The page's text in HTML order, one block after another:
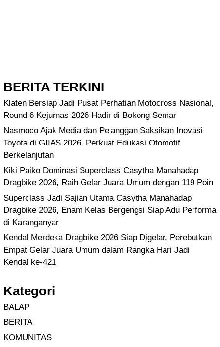
BERITA TERKINI
Klaten Bersiap Jadi Pusat Perhatian Motocross Nasional,
Round 6 Kejurnas 2026 Hadir di Bokong Semar
Nasmoco Ajak Media dan Pelanggan Saksikan Inovasi
Toyota di GIIAS 2026, Perkuat Edukasi Otomotif
Berkelanjutan
Kiki Paiko Dominasi Superclass Casytha Manahadap
Dragbike 2026, Raih Gelar Juara Umum dengan 119 Poin
Superclass Jadi Sajian Utama Casytha Manahadap
Dragbike 2026, Enam Kelas Bergengsi Siap Adu Performa
di Karanganyar
Kendal Merdeka Dragbike 2026 Siap Digelar, Perebutkan
Empat Gelar Juara Umum dalam Rangka Hari Jadi
Kendal ke-421
Kategori
BALAP
BERITA
KOMUNITAS